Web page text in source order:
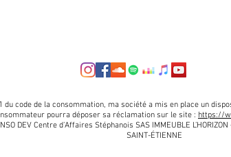
code de la consommation, ma société a mis en place un
pourra déposer sa réclamation sur le site : https://
DEV Centre d’Affaires Stéphanois SAS IMMEUBLE
SAINT-ÉTIENNE